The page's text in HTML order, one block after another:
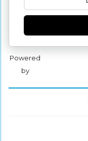
Powered
by